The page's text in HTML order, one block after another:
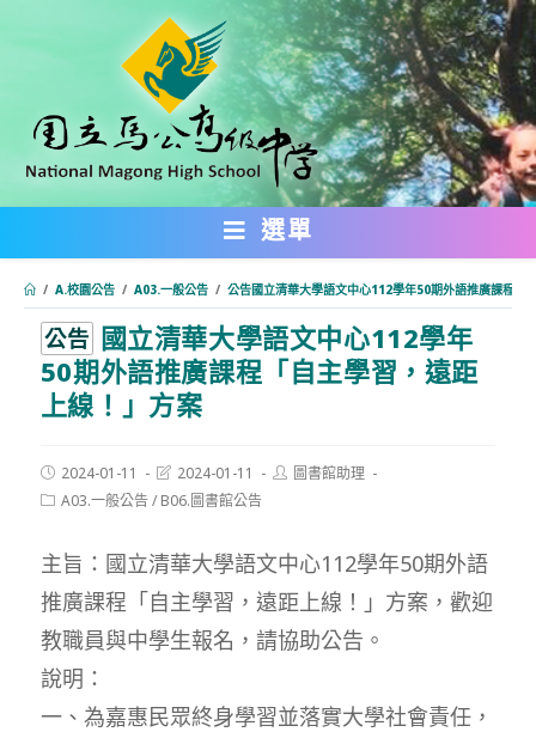
內
選單
/ A.校園公告 / A03.一般公告 / 公告國立清華大學語文中心112學年50期外語推廣課程「
公告 國立清華大學語文中心112學年
50期外語推廣課程「自主學習，遠距
上線！」方案
Post
published:
2024-01-11
Post
modified:
2024-01-11
Post圖書館助理
PostA03.一般公告/ B06.圖書館公告
主旨：國立清華大學語文中心112學年50期外語
推廣課程「自主學習，遠距上線！」方案，歡迎
教職員與中學生報名，請協助公告。
說明：
一、為嘉惠民眾終身學習並落實大學社會責任，